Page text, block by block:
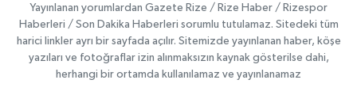
Yayınlanan yorumlardan Gazete Rize / Rize Haber / Rizespor
Haberleri / Son Dakika Haberleri sorumlu tutulamaz. Sitedeki tüm
harici linkler ayrı bir sayfada açılır. Sitemizde yayınlanan haber, köşe
yazıları ve fotoğraflar izin alınmaksızın kaynak gösterilse dahi,
herhangi bir ortamda kullanılamaz ve yayınlanamaz